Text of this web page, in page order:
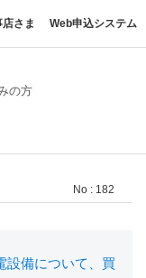
さま Web申込システム
の方
No : 182
設備について、買